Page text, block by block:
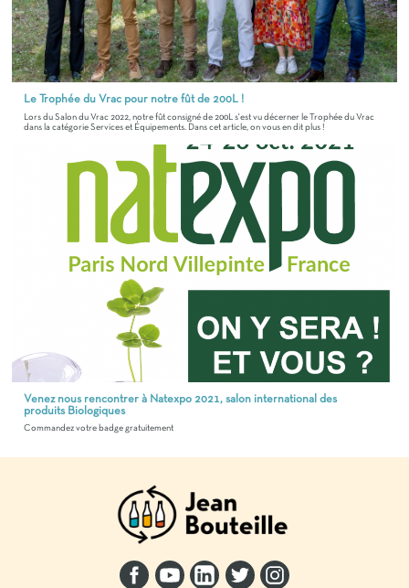
Le Trophée du Vrac pour notre fût de 200L !
Lors du Salon du Vrac 2022, notre fût consigné de 200L s'est vu décerner le Trophée du Vrac
dans la catégorie Services et Équipements. Dans cet article, on vous en dit plus !
Venez nous rencontrer à Natexpo 2021, salon international des
produits Biologiques
Commandez votre badge gratuitement